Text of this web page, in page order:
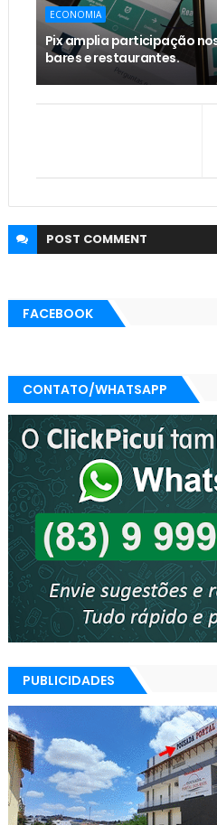
ECONOMIA
Pix amplia participação
bares e restaurantes.
POST COMMENT
FACEBOOK
CONTATO/WHATSAPP
PUBLICIDADES